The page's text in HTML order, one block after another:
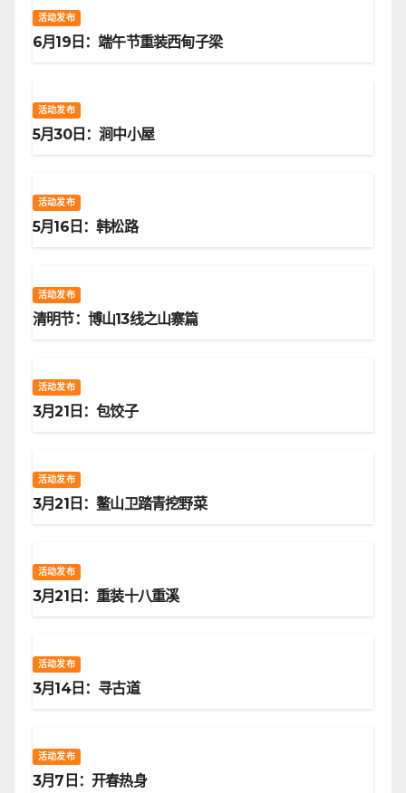
活动发布
6月19日：端午节重装西甸子梁
活动发布
5月30日：涧中小屋
活动发布
5月16日：韩松路
活动发布
清明节：博山13线之山寨篇
活动发布
3月21日：包饺子
活动发布
3月21日：鳌山卫踏青挖野菜
活动发布
3月21日：重装十八重溪
活动发布
3月14日：寻古道
活动发布
3月7日：开春热身